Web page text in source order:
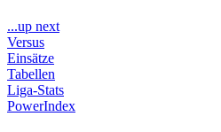
...up next
Versus
Einsätze
Tabellen
Liga-Stats
PowerIndex